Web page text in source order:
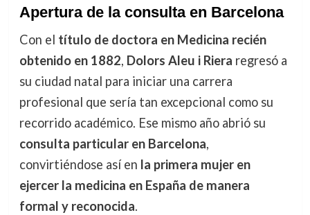
Apertura de la consulta en Barcelona
Con el título de doctora en Medicina recién
obtenido en 1882, Dolors Aleu i Riera regresó a
su ciudad natal para iniciar una carrera
profesional que sería tan excepcional como su
recorrido académico. Ese mismo año abrió su
consulta particular en Barcelona,
convirtiéndose así en la primera mujer en
ejercer la medicina en España de manera
formal y reconocida.